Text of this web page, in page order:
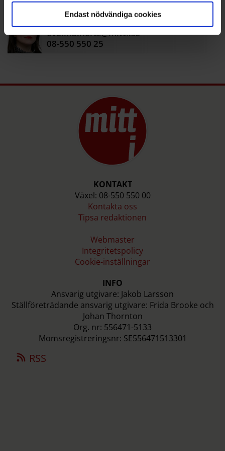
Endast nödvändiga cookies
EVELINAHERTZ
evelina.hertz@mitti.se
08-550 550 25
KONTAKT
Växel: 08-550 550 00
Kontakta oss
Tipsa redaktionen
Webmaster
Integritetspolicy
Cookie-inställningar
INFO
Ansvarig utgivare: Jakob Larsson
Ställföreträdande ansvarig utgivare: Frida Brooke och
Johan Thornton
Org. nr: 556471-5133
Momsregistreringsnr: SE556471513301
RSS